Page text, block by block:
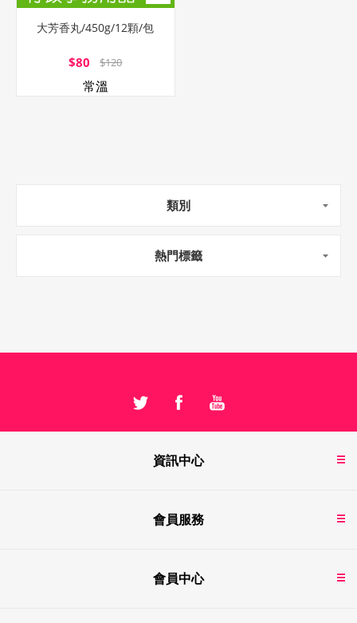
大芳香丸/450g/12顆/包
$80 $120
常溫
類別
熱門標籤
資訊中心
會員服務
會員中心